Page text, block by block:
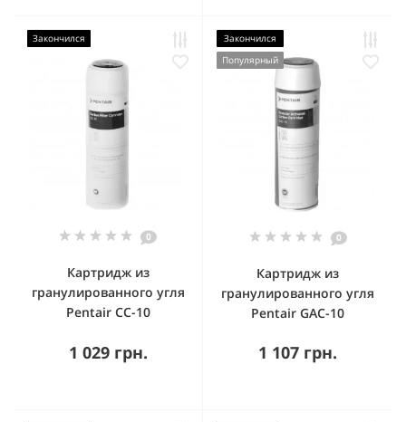
Закончился
0
Картридж из
гранулированного угля
Pentair CC-10
1 029 грн.
Закончился
Популярный
0
Картридж из
гранулированного угля
Pentair GAC-10
1 107 грн.